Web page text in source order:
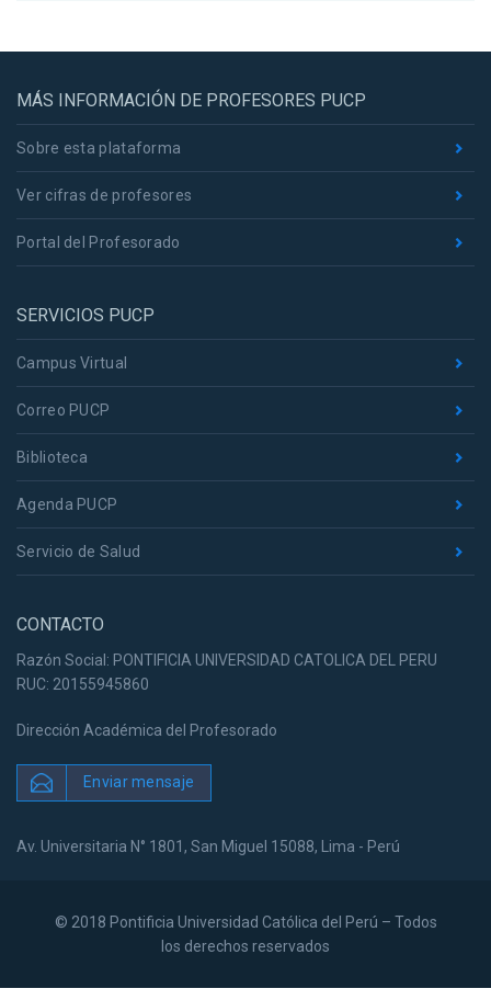
MÁS INFORMACIÓN DE PROFESORES PUCP
Sobre esta plataforma
Ver cifras de profesores
Portal del Profesorado
SERVICIOS PUCP
Campus Virtual
Correo PUCP
Biblioteca
Agenda PUCP
Servicio de Salud
CONTACTO
Razón Social: PONTIFICIA UNIVERSIDAD CATOLICA DEL PERU
RUC: 20155945860
Dirección Académica del Profesorado
Enviar mensaje
Av. Universitaria N° 1801, San Miguel 15088, Lima - Perú
© 2018 Pontificia Universidad Católica del Perú – Todos
los derechos reservados